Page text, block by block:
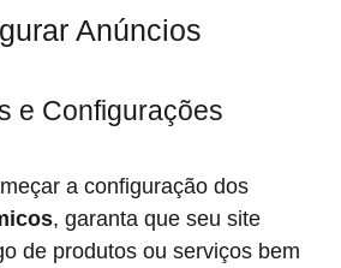
Anúncios
e Configurações
a configuração dos
, garanta que seu site
de produtos ou serviços bem